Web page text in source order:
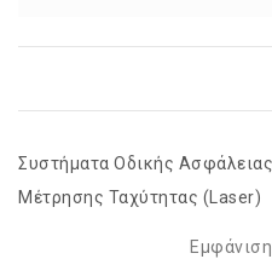
Συστήματα Οδικής Ασφάλειας
Μέτρησης Ταχύτητας (Laser)